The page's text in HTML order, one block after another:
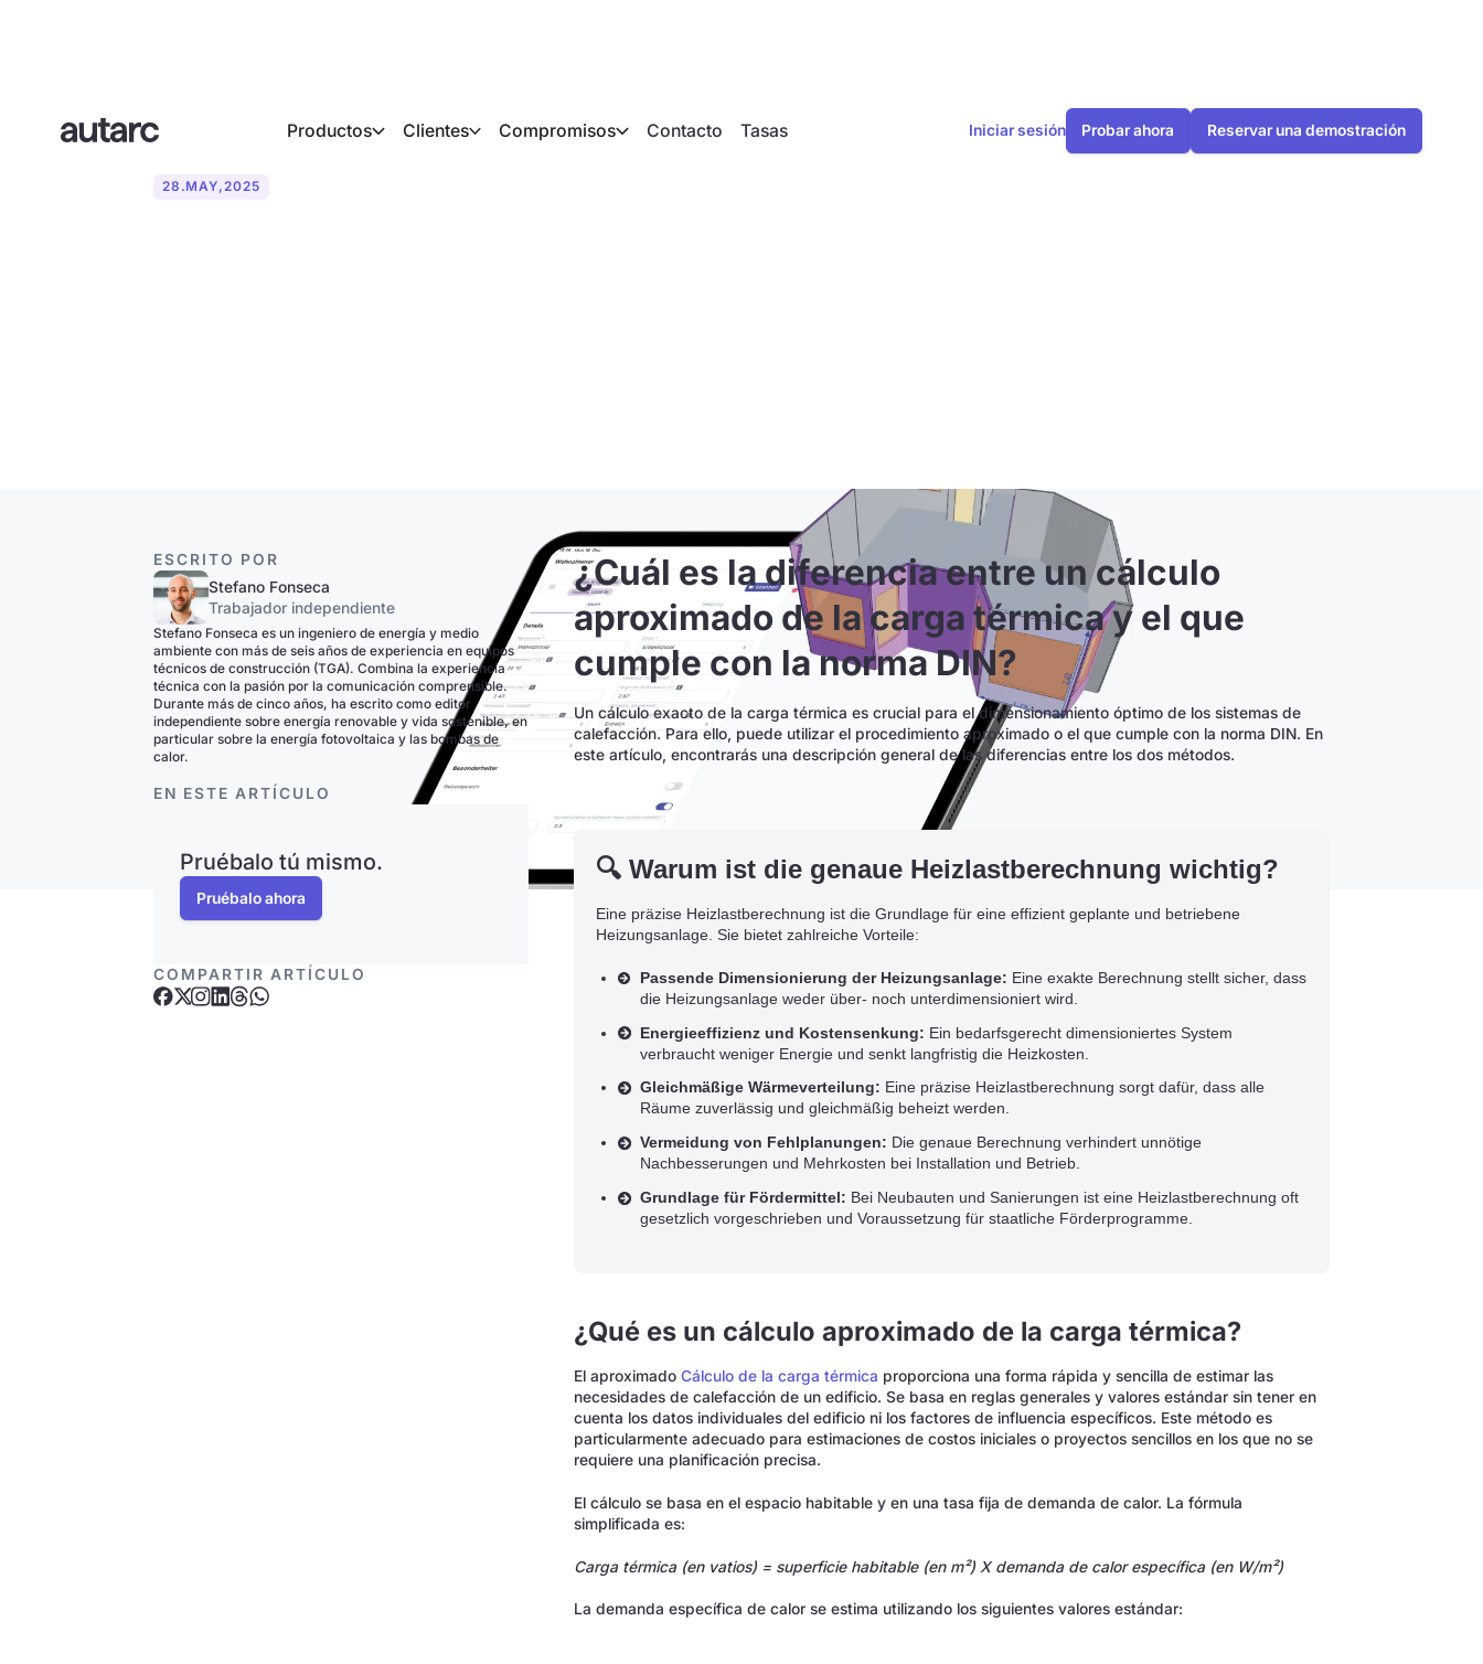
Productos Clientes Compromisos Contacto Tasas Iniciar sesión Probar ahora Reservar una demostración
28 .MAY,2025
ESCRITO POR
Stefano Fonseca
Trabajador independiente
Stefano Fonseca es un ingeniero de energía y medio
ambiente con más de seis años de experiencia en equipos
técnicos de construcción (TGA). Combina la experiencia
técnica con la pasión por la comunicación comprensible.
Durante más de cinco años, ha escrito como editor
independiente sobre energía renovable y vida sostenible, en
particular sobre la energía fotovoltaica y las bombas de
calor.
EN ESTE ARTÍCULO
Pruébalo tú mismo.
Pruébalo ahora
COMPARTIR ARTÍCULO
¿Cuál es la diferencia entre un cálculo
aproximado de la carga térmica y el que
cumple con la norma DIN?
Un cálculo exacto de la carga térmica es crucial para el dimensionamiento óptimo de los sistemas de
calefacción. Para ello, puede utilizar el procedimiento aproximado o el que cumple con la norma DIN. En
este artículo, encontrarás una descripción general de las diferencias entre los dos métodos.
🔍 Warum ist die genaue Heizlastberechnung wichtig?
Eine präzise Heizlastberechnung ist die Grundlage für eine effizient geplante und betriebene
Heizungsanlage. Sie bietet zahlreiche Vorteile:
Passende Dimensionierung der Heizungsanlage: Eine exakte Berechnung stellt sicher, dass
die Heizungsanlage weder über- noch unterdimensioniert wird.
Energieeffizienz und Kostensenkung: Ein bedarfsgerecht dimensioniertes System
verbraucht weniger Energie und senkt langfristig die Heizkosten.
Gleichmäßige Wärmeverteilung: Eine präzise Heizlastberechnung sorgt dafür, dass alle
Räume zuverlässig und gleichmäßig beheizt werden.
Vermeidung von Fehlplanungen: Die genaue Berechnung verhindert unnötige
Nachbesserungen und Mehrkosten bei Installation und Betrieb.
Grundlage für Fördermittel: Bei Neubauten und Sanierungen ist eine Heizlastberechnung oft
gesetzlich vorgeschrieben und Voraussetzung für staatliche Förderprogramme.
¿Qué es un cálculo aproximado de la carga térmica?
El aproximadoCálculo de la carga térmica proporciona una forma rápida y sencilla de estimar las
necesidades de calefacción de un edificio. Se basa en reglas generales y valores estándar sin tener en
cuenta los datos individuales del edificio ni los factores de influencia específicos. Este método es
particularmente adecuado para estimaciones de costos iniciales o proyectos sencillos en los que no se
requiere una planificación precisa.
El cálculo se basa en el espacio habitable y en una tasa fija de demanda de calor. La fórmula
simplificada es:
Carga térmica (en vatios) = superficie habitable (en m²) X demanda de calor específica (en W/m²)
La demanda específica de calor se estima utilizando los siguientes valores estándar: